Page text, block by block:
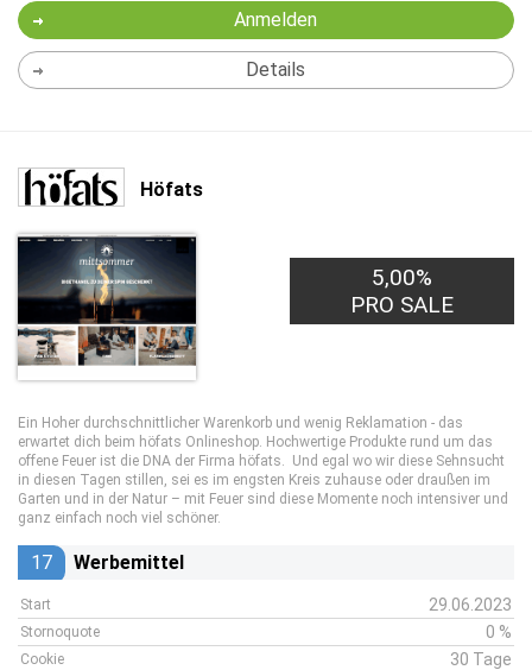
Anmelden
Details
Höfats
5,00%
PRO SALE
Ein Hoher durchschnittlicher Warenkorb und wenig Reklamation - das
erwartet dich beim höfats Onlineshop. Hochwertige Produkte rund um das
offene Feuer ist die DNA der Firma höfats. Und egal wo wir diese Sehnsucht
in diesen Tagen stillen, sei es im engsten Kreis zuhause oder draußen im
Garten und in der Natur – mit Feuer sind diese Momente noch intensiver und
ganz einfach noch viel schöner.
17 Werbemittel
Start 29.06.2023
Stornoquote 0 %
Cookie 30 Tage